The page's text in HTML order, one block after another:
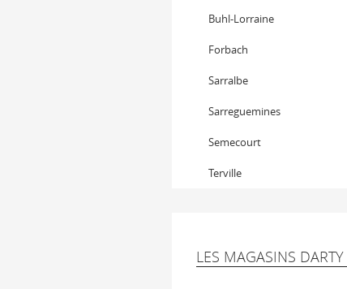
Buhl-Lorraine
Forbach
Sarralbe
Sarreguemines
Semecourt
Terville
LES MAGASINS